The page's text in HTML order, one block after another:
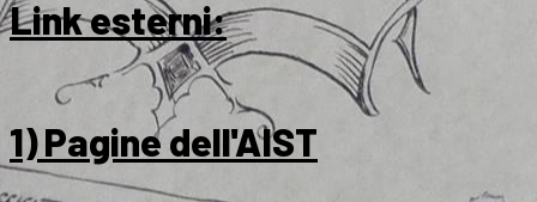
Link esterni:
1) Pagine dell'AIST